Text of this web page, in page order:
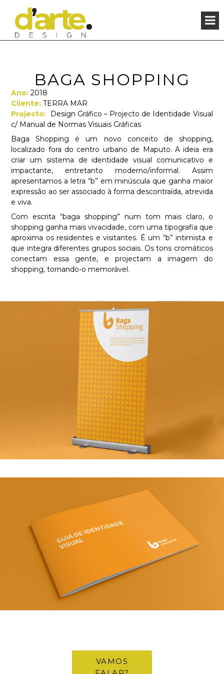
BAGA SHOPPING
Ano:2018
Cliente:TERRA MAR
Projecto: Design Gráfico – Projecto de Identidade Visual
c/ Manual de Normas Visuais Gráficas
Baga Shopping é um novo conceito de shopping,
localizado fora do centro urbano de Maputo. A ideia era
criar um sistema de identidade visual comunicativo e
impactante, entretanto moderno/informal. Assim
apresentamos a letra “b” em minúscula que ganha maior
expressão ao ser associado à forma descontraída, atrevida
e viva.
Com escrita “baga shopping” num tom mais claro, o
shopping ganha mais vivacidade, com uma tipografia que
aproxima os residentes e visitantes. É um “b” intimista e
que integra diferentes grupos sociais. Os tons cromáticos
conectam essa gente, e projectam a imagem do
shopping, tornando-o memorável.
VAMOS
Required
These
cookies are
not
optional.
They are
necessary
for the
website to
function.
Statistics
In order for
us to
improve the
functionality
and
structure of
website is
used.
website
well as
possible
some
website.